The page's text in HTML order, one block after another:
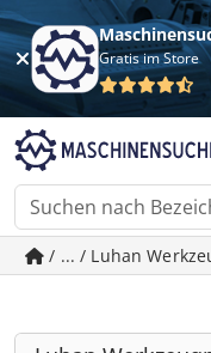
Gratis im Store
/ ... / Luhan